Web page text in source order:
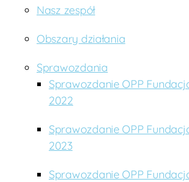
Nasz zespół
Obszary działania
Sprawozdania
Sprawozdanie OPP
2022
Sprawozdanie OPP
2023
Sprawozdanie OPP